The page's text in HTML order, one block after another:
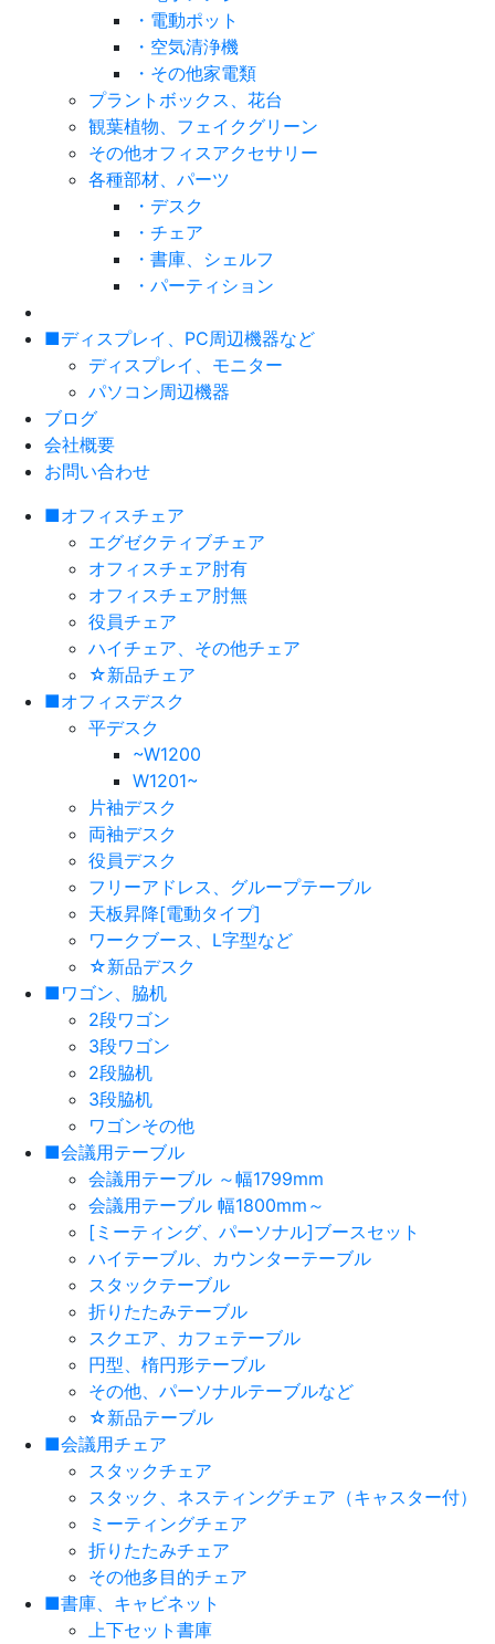
・電動ポット
・空気清浄機
・その他家電類
プラントボックス、花台
観葉植物、フェイクグリーン
その他オフィスアクセサリー
各種部材、パーツ
・デスク
・チェア
・書庫、シェルフ
・パーティション
■ディスプレイ、PC周辺機器など
ディスプレイ、モニター
パソコン周辺機器
ブログ
会社概要
お問い合わせ
■オフィスチェア
エグゼクティブチェア
オフィスチェア肘有
オフィスチェア肘無
役員チェア
ハイチェア、その他チェア
☆新品チェア
■オフィスデスク
平デスク
~W1200
W1201~
片袖デスク
両袖デスク
役員デスク
フリーアドレス、グループテーブル
天板昇降[電動タイプ]
ワークブース、L字型など
☆新品デスク
■ワゴン、脇机
2段ワゴン
3段ワゴン
2段脇机
3段脇机
ワゴンその他
■会議用テーブル
会議用テーブル ～幅1799mm
会議用テーブル 幅1800mm～
[ミーティング、パーソナル]ブースセット
ハイテーブル、カウンターテーブル
スタックテーブル
折りたたみテーブル
スクエア、カフェテーブル
円型、楕円形テーブル
その他、パーソナルテーブルなど
☆新品テーブル
■会議用チェア
スタックチェア
スタック、ネスティングチェア（キャスター付）
ミーティングチェア
折りたたみチェア
その他多目的チェア
■書庫、キャビネット
上下セット書庫